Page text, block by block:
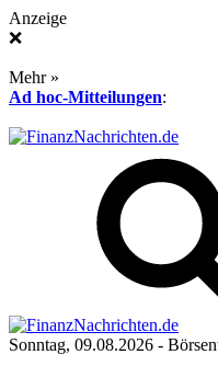
Anzeige
❌
Mehr »
Ad hoc-Mitteilungen:
Sonntag, 09.08.2026 -